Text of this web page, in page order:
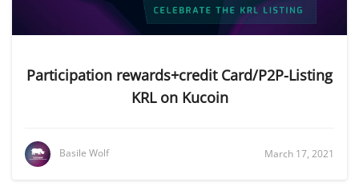
Participation rewards+credit Card/P2P-Listing
KRL on Kucoin
Basile Wolf March 17, 2021